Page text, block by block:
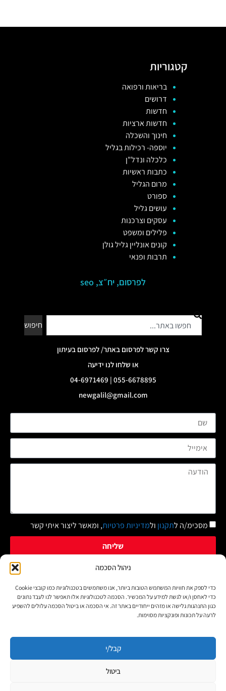
ניהול הסכמה
כדי לספק את חוויות המשתמש הטובות ביותר, אנו משתמשים בטכנולוגיות כמו קובצי Cookie
כדי לאחסן ו/או לגשת למידע על המכשיר. הסכמה לטכנולוגיות אלו תאפשר לנו לעבד נתונים
כגון התנהגות גלישה או מזהים ייחודיים באתר זה. אי הסכמה או ביטול הסכמה עלולים להשפיע
לרעה על תכונות ופונקציות מסוימות.
קבל/י
ביטול
קטגוריות
בריאות ורפואה
דרושים
חדשות
חדשות ארציות
חינוך והשכלה
יוספה- רכילות בגליל
כלכלה ונדל"ן
כתבות ראשיות
מרום הגליל
ספורט
עושים גליל
עסקים וצרכנות
פלילים ומשפט
קונים אונליין גליל גולן
תרבות ופנאי
לפרסום, יח״צ, seo
חיפוש
צרו קשר לפרסום באתר/ לפרסום בעיתון
או שלחו לנו ידיעה
055-6678895 | 04-6971469
newgalil@gmail.com
מסכימ/ה לתקנון ולמדיניות פרטיות, ומאשר ליצור איתי קשר
שליחה
זכויות יוצרים על צילומים: אנו מכבדים את זכויות היוצרים. באם ישנם
צילומים שבעליהם לא אותרו – הינם לפי סעיף 27א' לחוק זכויות
היוצרים התשע"ו. אם הושמט בטעות מקור התמונות, שם הצלם או נכתב
שמורות "חדש בגליל עיתונות ופרסום"
הצהרת נגישות